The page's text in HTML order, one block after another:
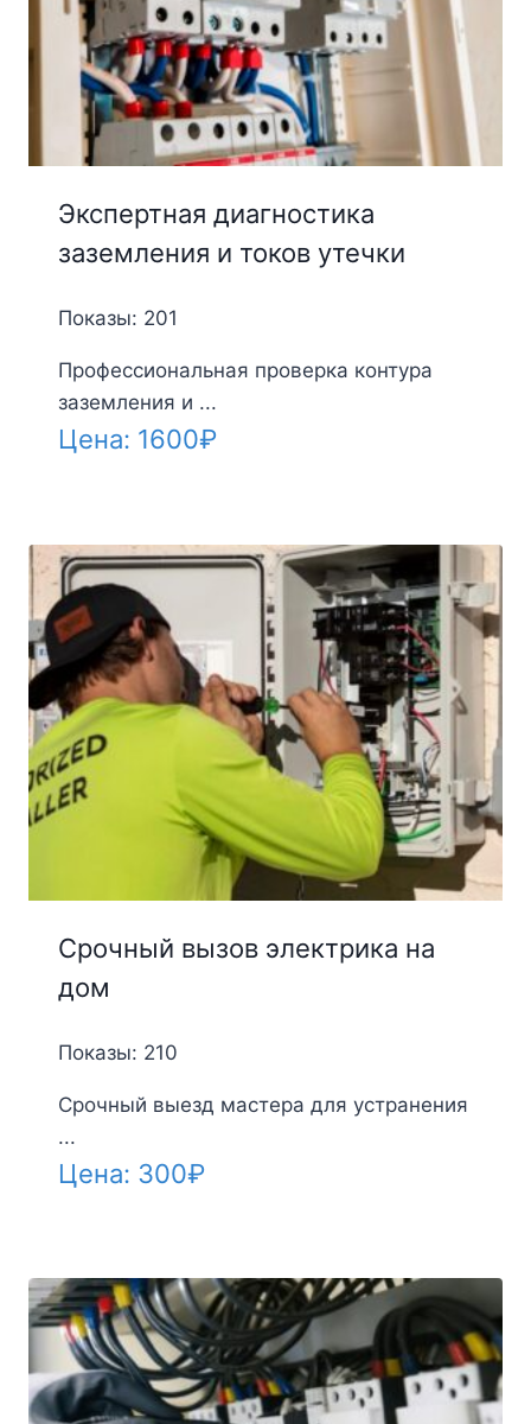
Экспертная диагностика
заземления и токов утечки
Показы: 201
Профессиональная проверка контура
заземления и ...
Цена: 1600₽
Срочный вызов электрика на
дом
Показы: 210
Срочный выезд мастера для устранения
...
Цена: 300₽